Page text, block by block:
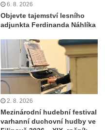
6. 8. 2026
Objevte tajemství lesního
adjunkta Ferdinanda Náhlíka
2. 8. 2026
Mezinárodní hudební festival
varhanní duchovní hudby ve